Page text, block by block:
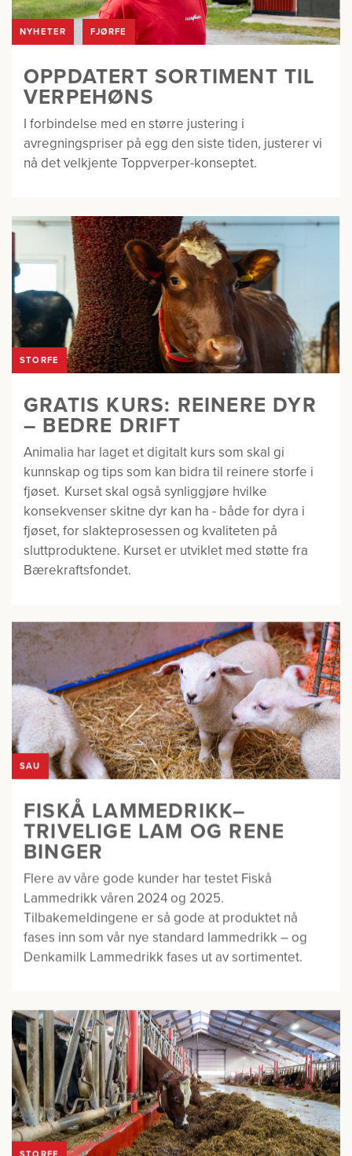
NYHETER FJØRFE
OPPDATERT SORTIMENT TIL
VERPEHØNS
I forbindelse med en større justering i
avregningspriser på egg den siste tiden, justerer vi
nå det velkjente Toppverper-konseptet.
STORFE
GRATIS KURS: REINERE DYR
– BEDRE DRIFT
Animalia har laget et digitalt kurs som skal gi
kunnskap og tips som kan bidra til reinere storfe i
fjøset. Kurset skal også synliggjøre hvilke
konsekvenser skitne dyr kan ha - både for dyra i
fjøset, for slakteprosessen og kvaliteten på
sluttproduktene. Kurset er utviklet med støtte fra
Bærekraftsfondet.
SAU
FISKÅ LAMMEDRIKK–
TRIVELIGE LAM OG RENE
BINGER
Flere av våre gode kunder har testet Fiskå
Lammedrikk våren 2024 og 2025.
Tilbakemeldingene er så gode at produktet nå
fases inn som vår nye standard lammedrikk – og
Denkamilk Lammedrikk fases ut av sortimentet.